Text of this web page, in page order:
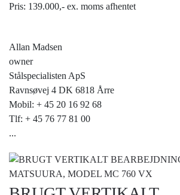
Pris: 139.000,- ex. moms afhentet
Allan Madsen
owner
Stålspecialisten ApS
Ravnsøvej 4 DK 6818 Årre
Mobil: + 45 20 16 92 68
Tlf: + 45 76 77 81 00
...